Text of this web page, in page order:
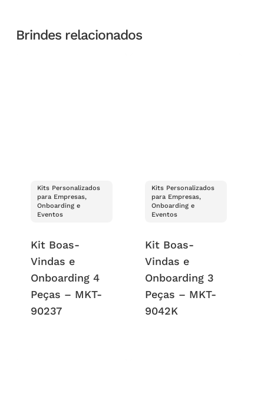
Brindes relacionados
Kits Personalizados
para Empresas,
Onboarding e
Eventos
Kit Boas-
Vindas e
Onboarding 4
Peças – MKT-
90237
Kits Personalizados
para Empresas,
Onboarding e
Eventos
Kit Boas-
Vindas e
Onboarding 3
Peças – MKT-
9042K